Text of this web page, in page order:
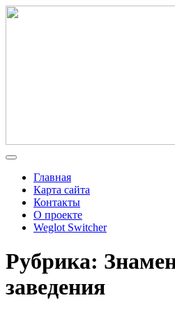
Главная
Карта сайта
Контакты
О проекте
Weglot Switcher
Рубрика:
заведения